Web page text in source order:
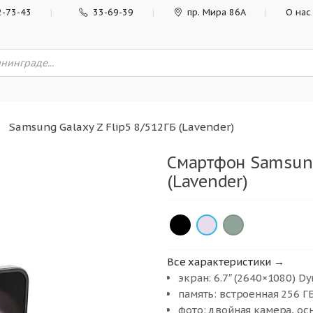
73-43 33-69-39 пр. Мира 86А О нас
Samsung Galaxy Z Flip5 8/512ГБ (Lavender)
Смартфон
(Lavender)
× × ×
Все характеристики →
экран: 6.7″ (2640×1080)
память: встроенная 256
фото: двойная камера,